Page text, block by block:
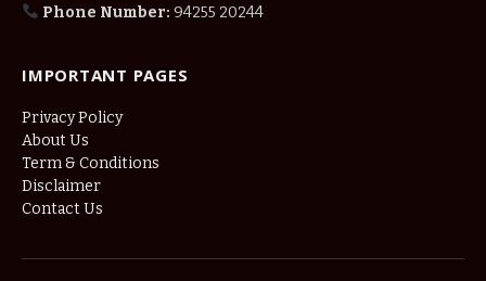
Phone Number: 94255 20244
IMPORTANT PAGES
Privacy Policy
About Us
Term & Conditions
Disclaimer
Contact Us